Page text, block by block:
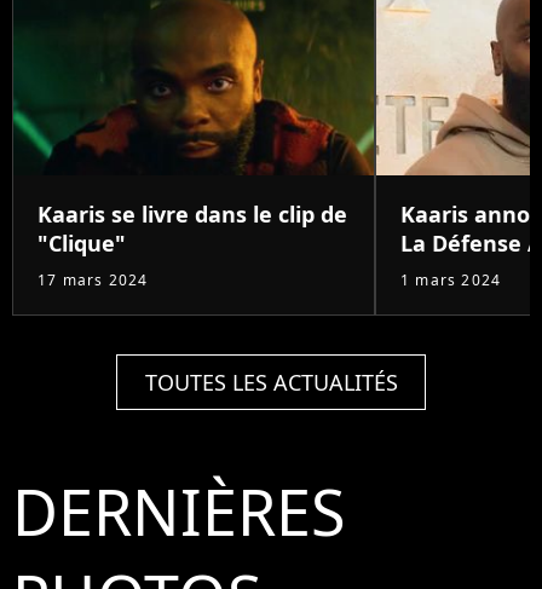
Kaaris se livre dans le clip de
"Clique"
17 mars 2024
Kaaris
La Défense
1 mars 2024
TOUTES LES ACTUALITÉS
DERNIÈRES